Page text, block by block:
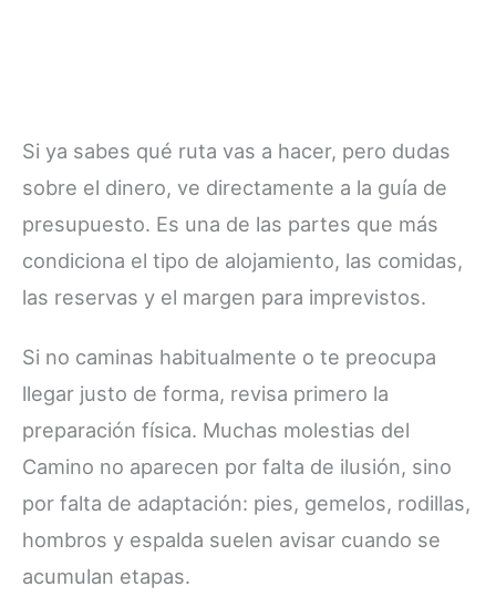
Si ya sabes qué ruta vas a hacer, pero dudas
sobre el dinero, ve directamente a la guía de
presupuesto. Es una de las partes que más
condiciona el tipo de alojamiento, las comidas,
las reservas y el margen para imprevistos.
Si no caminas habitualmente o te preocupa
llegar justo de forma, revisa primero la
preparación física. Muchas molestias del
Camino no aparecen por falta de ilusión, sino
por falta de adaptación: pies, gemelos, rodillas,
hombros y espalda suelen avisar cuando se
acumulan etapas.